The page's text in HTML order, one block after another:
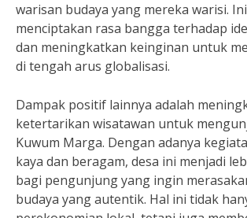
warisan budaya yang mereka warisi.
menciptakan rasa bangga terhadap
dan meningkatkan keinginan untuk
di tengah arus globalisasi.
Dampak positif lainnya adalah
ketertarikan wisatawan untuk
Kuwum Marga. Dengan adanya
kaya dan beragam, desa ini menjadi
bagi pengunjung yang ingin
budaya yang autentik. Hal ini tidak